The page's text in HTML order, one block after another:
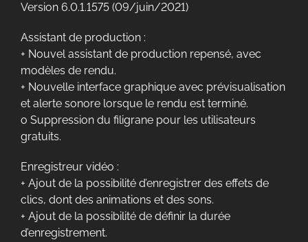
Version 6.0.1.1575 (09/juin/2021)
Assistant de production :
+ Nouvel assistant de production repensé, avec
modèles de rendu.
+ Nouvelle interface graphique avec prévisualisation
et alerte sonore lorsque le rendu est terminé.
o Suppression du filigrane pour les utilisateurs
gratuits.
Enregistreur vidéo :
+ Ajout de la possibilité d’enregistrer des effets de
clics, dont des animations et des sons.
+ Ajout de la possibilité de définir la durée
d’enregistrement.